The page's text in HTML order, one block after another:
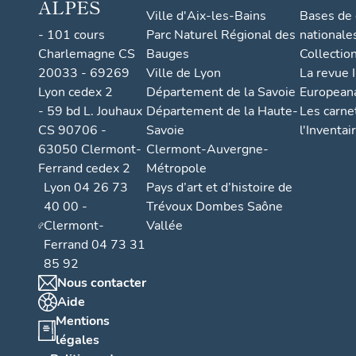
ALPES
- 101 cours
Charlemagne CS
20033 - 69269
Lyon cedex 2
- 59 bd L. Jouhaux
CS 90706 -
63050 Clermont-
Ferrand cedex 2
Lyon 04 26 73
40 00 -
Clermont-
Ferrand 04 73 31
85 92
Nous contacter
Aide
Mentions
légales
Ville d'Aix-les-Bains
Parc Naturel Régional des
Bauges
Ville de Lyon
Département de la Savoie
Département de la Haute-
Savoie
Clermont-Auvergne-
Métropole
Pays d’art et d’histoire de
Trévoux Dombes Saône
Vallée
Bases
La revue
Les